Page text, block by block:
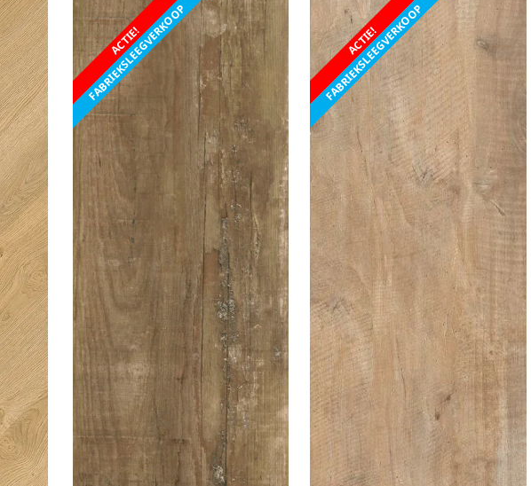
ACTIE!
FABRIEKSLEEGVERKOOP ACTIE!
FABRIEKSLEEGVERKOOP